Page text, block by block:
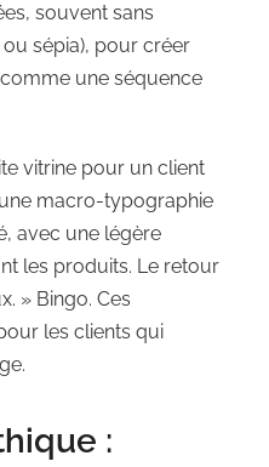
souvent sans
sépia), pour créer
une séquence
vitrine pour un client
une macro-typographie
avec une légère
les produits. Le retour
» Bingo. Ces
les clients qui
: